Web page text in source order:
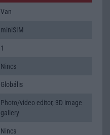
Van
miniSIM
1
Nincs
Globális
Photo/video editor, 3D image
gallery
Nincs